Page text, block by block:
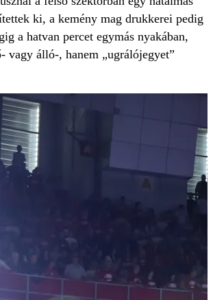
ki, a kemény mag drukkerei pedig
a hatvan percet egymás nyakában,
vagy álló-, hanem „ugrálójegyet”